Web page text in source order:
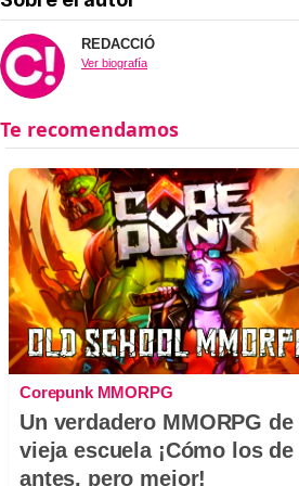
REDACCIÓ
Ver biografía
Corepunk MMORPG
Un verdadero MMORPG de
vieja escuela ¡Cómo los de
antes, pero mejor!